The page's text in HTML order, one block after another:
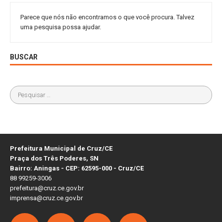
Parece que nós não encontramos o que você procura. Talvez
uma pesquisa possa ajudar.
BUSCAR
Prefeitura Municipal de Cruz/CE
Praça dos Três Poderes, SN
Bairro: Aningas - CEP: 62595-000 - Cruz/CE
88 99259-3006
prefeitura@cruz.ce.gov.br
imprensa@cruz.ce.gov.br